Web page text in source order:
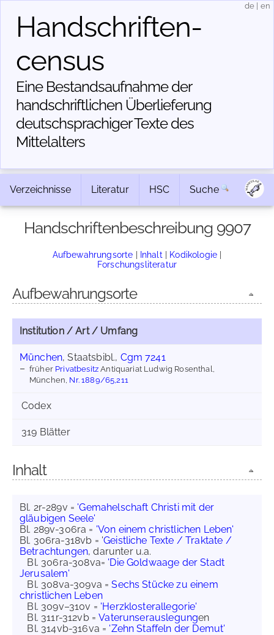
Handschriften­
census
Eine Bestandsaufnahme der
handschriftlichen Über­lieferung
deutschsprachiger Texte des
Mittelalters
de en
Verzeichnisse Literatur HSC Suche
Handschriftenbeschreibung 9907
Aufbewahrungsorte | Inhalt | Kodikologie |
Forschungsliteratur
Aufbewahrungsorte
Institution / Art / Umfang
München, Staatsbibl., Cgm 7241
früher PrivatbesitzAntiquariat Ludwig Rosenthal,
München, Nr. 1889/65,211
Codex
319 Blätter
Inhalt
Bl. 2r-289v = 'Gemahelschaft Christi mit der
gläubigen Seele'
Bl. 289v-306ra = 'Von einem christlichen Leben'
Bl. 306ra-318vb = 'Geistliche Texte / Traktate /
Betrachtungen, darunter u.a.
Bl. 306ra-308va= 'Die Goldwaage der Stadt
Jerusalem'
Bl. 308va-309va =Sechs Stücke zu einem
christlichen Leben
Bl. 309v–310v = 'Herzklosterallegorie'
Bl. 311r-312vb =Vaterunserauslegungen
Bl. 314vb-316va = 'Zehn Staffeln der Demut'